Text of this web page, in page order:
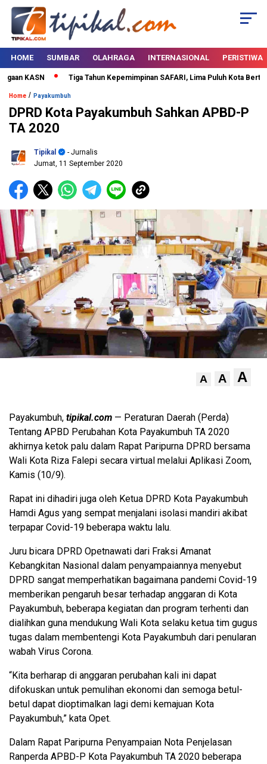
HOME SUMBAR OLAHRAGA INTERNASIONAL PERISTIWA
KASN Tiga Tahun Kepemimpinan SAFARI, Lima Puluh Kota
Home / Payakumbuh
DPRD Kota Payakumbuh Sahkan APBD-P
TA 2020
Tipikal
- Jurnalis
Jumat, 11 September 2020
A A A
Payakumbuh, tipikal.com — Peraturan Daerah (Perda)
Tentang APBD Perubahan Kota Payakumbuh TA 2020
akhirnya ketok palu dalam Rapat Paripurna DPRD bersama
Wali Kota Riza Falepi secara virtual melalui Aplikasi Zoom,
Kamis (10/9).
Rapat ini dihadiri juga oleh Ketua DPRD Kota Payakumbuh
Hamdi Agus yang sempat menjalani isolasi mandiri akibat
terpapar Covid-19 beberapa waktu lalu.
Juru bicara DPRD Opetnawati dari Fraksi Amanat
Kebangkitan Nasional dalam penyampaiannya menyebut
DPRD sangat memperhatikan bagaimana pandemi Covid-19
memberikan pengaruh besar terhadap anggaran di Kota
Payakumbuh, beberapa kegiatan dan program terhenti dan
dialihkan guna mendukung Wali Kota selaku ketua tim gugus
tugas dalam membentengi Kota Payakumbuh dari penularan
wabah Virus Corona.
“Kita berharap di anggaran perubahan kali ini dapat
difokuskan untuk pemulihan ekonomi dan semoga betul-
betul dapat dioptimalkan lagi demi kemajuan Kota
Payakumbuh,” kata Opet.
Dalam Rapat Paripurna Penyampaian Nota Penjelasan
Ranperda APBD-P Kota Payakumbuh TA 2020 beberapa